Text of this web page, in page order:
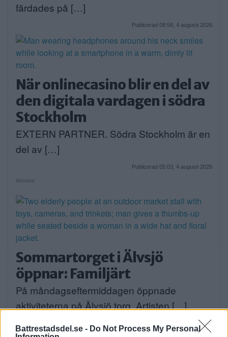
Battrestadsdel.se - Do Not Process My Personal
färdades på […]
Publicerad 08:58, 4 augusti 2026
När onlinecasino blir en del av
den digitala vardagen i södra
Stockholm
EXTERN PARTNER. Södra Stockholm är en
del av […]
Publicerad 05:03, 4 augusti 2026
Annons:
Sommartorget i Älvsjö
öppnar: Familjärt
På måndagseftermiddagen öppnade
aktiviteterna på Älvsjö torg. Artisten […]
Publicerad 16:23, 3 augusti 2026